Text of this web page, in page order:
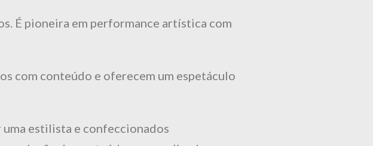
É pioneira em performance artística com
com conteúdo e oferecem um espetáculo
uma estilista e confeccionados